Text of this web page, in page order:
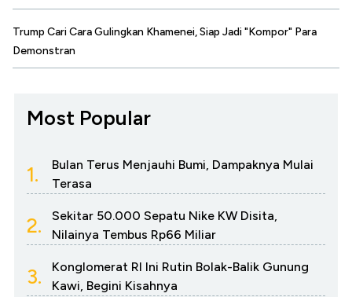
Trump Cari Cara Gulingkan Khamenei, Siap Jadi "Kompor" Para
Demonstran
Most Popular
1.
Bulan Terus Menjauhi Bumi, Dampaknya Mulai
Terasa
2.
Sekitar 50.000 Sepatu Nike KW Disita,
Nilainya Tembus Rp66 Miliar
3.
Konglomerat RI Ini Rutin Bolak-Balik Gunung
Kawi, Begini Kisahnya